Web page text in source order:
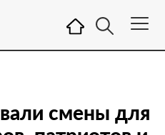
смены для